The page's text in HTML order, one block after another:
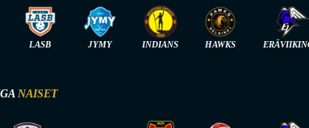
LASB JYMY INDIANS HAWKS
NAISET